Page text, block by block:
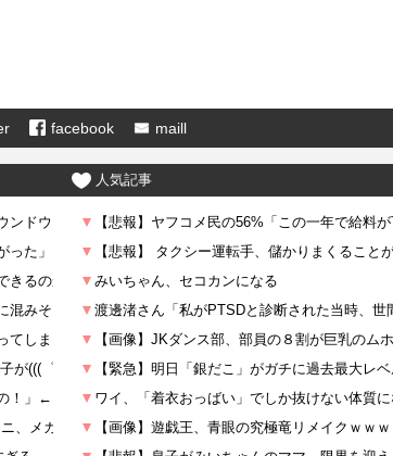
facebook maill
人気記事